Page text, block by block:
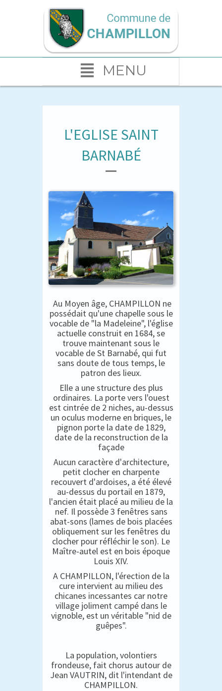
MENU
L'EGLISE SAINT
BARNABÉ
Au Moyen âge, CHAMPILLON ne
possédait qu'une chapelle sous le
vocable de "la Madeleine", l'église
actuelle construit en 1684, se
trouve maintenant sous le
vocable de St Barnabé, qui fut
sans doute de tous temps, le
patron des lieux.
Elle a une structure des plus
ordinaires. La porte vers l'ouest
est cintrée de 2 niches, au-dessus
un oculus moderne en briques, le
pignon porte la date de 1829,
date de la reconstruction de la
façade
Aucun caractère d'architecture,
petit clocher en charpente
recouvert d'ardoises, a été élevé
au-dessus du portail en 1879,
l'ancien était placé au milieu de la
nef. Il possède 3 fenêtres sans
abat-sons (lames de bois placées
obliquement sur les fenêtres du
clocher pour réfléchir le son). Le
Maître-autel est en bois époque
Louis XIV.
A CHAMPILLON, l'érection de la
cure intervient au milieu des
chicanes incessantes car notre
village joliment campé dans le
vignoble, est un véritable "nid de
guêpes".
La population, volontiers
frondeuse, fait chorus autour de
Jean VAUTRIN, dit l'intendant de
CHAMPILLON.